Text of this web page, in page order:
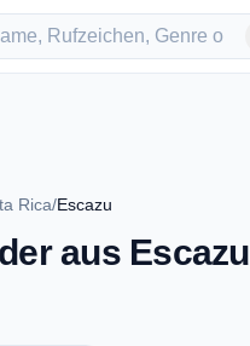
Rica/Escazu
aus Escazu